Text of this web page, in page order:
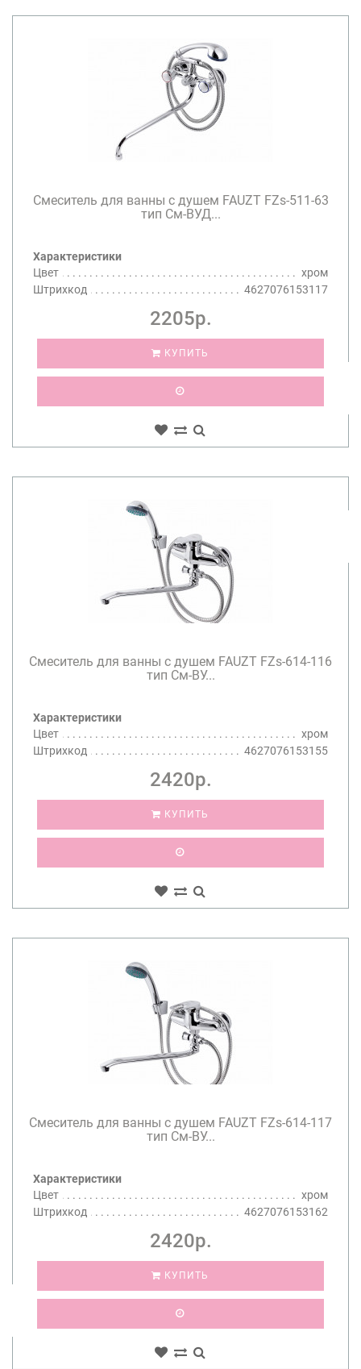
Смеситель для ванны с душем FAUZT FZs-511-63
тип См-ВУД...
Характеристики
Цвет
хром
Штрихкод
4627076153117
2205р.
КУПИТЬ
Смеситель для ванны с душем FAUZT FZs-614-116
тип См-ВУ...
Характеристики
Цвет
хром
Штрихкод
4627076153155
2420р.
КУПИТЬ
Смеситель для ванны с душем FAUZT FZs-614-117
тип См-ВУ...
Характеристики
Цвет
хром
Штрихкод
4627076153162
2420р.
КУПИТЬ